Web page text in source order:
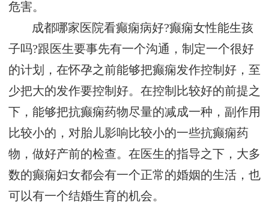
危害。
成都哪家医院看癫痫病好?癫痫女性能生孩
子吗?跟医生要事先有一个沟通，制定一个很好
的计划，在怀孕之前能够把癫痫发作控制好，至
少把大的发作要控制好。在控制比较好的前提之
下，能够把抗癫痫药物尽量的减成一种，副作用
比较小的，对胎儿影响比较小的一些抗癫痫药
物，做好产前的检查。在医生的指导之下，大多
数的癫痫妇女都会有一个正常的婚姻的生活，也
可以有一个结婚生育的机会。